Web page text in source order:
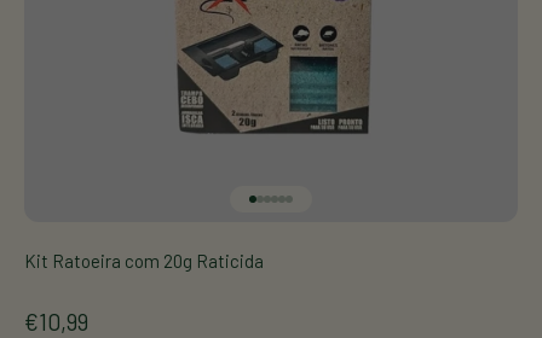
Kit Ratoeira com 20g Raticida
Promoção
€10,99